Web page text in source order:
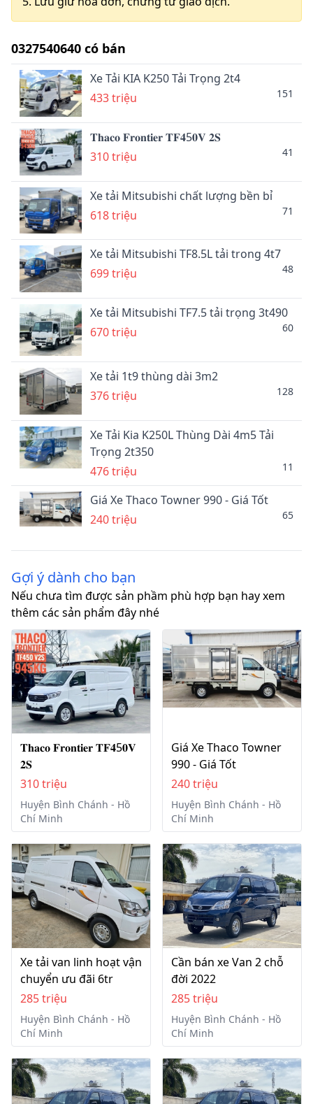
0327540640 có bán
Xe Tải KIA K250 Tải Trọng 2t4
433 triệu
151
𝐓𝐡𝐚𝐜𝐨 𝐅𝐫𝐨𝐧𝐭𝐢𝐞𝐫 𝐓𝐅𝟒5𝟎𝐕 𝟐𝐒
310 triệu
41
Xe tải Mitsubishi chất lượng bền bỉ
618 triệu
71
Xe tải Mitsubishi TF8.5L tải trong 4t7
699 triệu
48
Xe tải Mitsubishi TF7.5 tải trọng 3t490
670 triệu
60
Xe tải 1t9 thùng dài 3m2
376 triệu
128
Xe Tải Kia K250L Thùng Dài 4m5 Tải
Trọng 2t350
476 triệu
11
Giá Xe Thaco Towner 990 - Giá Tốt
240 triệu
65
Gợi ý dành cho bạn
Nếu chưa tìm được sản phầm phù hợp bạn hay xem
thêm các sản phẩm đây nhé
𝐓𝐡𝐚𝐜𝐨 𝐅𝐫𝐨𝐧𝐭𝐢𝐞𝐫 𝐓𝐅𝟒5𝟎𝐕
𝟐𝐒
310 triệu
Huyện Bình Chánh - Hồ
Chí Minh
Giá Xe Thaco Towner
990 - Giá Tốt
240 triệu
Huyện Bình Chánh - Hồ
Chí Minh
Xe tải van linh hoạt vận
chuyển ưu đãi 6tr
285 triệu
Huyện Bình Chánh - Hồ
Chí Minh
Cần bán xe Van 2 chỗ
đời 2022
285 triệu
Huyện Bình Chánh - Hồ
Chí Minh